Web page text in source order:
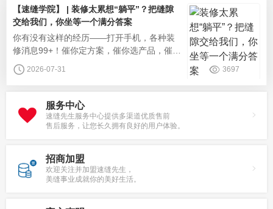
施工的角度帮大家搭配适配全屋的美缝方
案，告别美缝翻车。美缝配色百搭的配色心
法：选同色系美缝。贴近瓷砖本色，视觉效
果少了割裂感，特别适合客餐厅较大的瓷
【速缝学院】 | 装修太累想“躺平”？把缝隙
交给我们，你坐等一个满分答案
你有没有这样的经历——打开手机，各种装
修消息99+！催你定方案，催你选产品，催你
定施工时间。图片好不容易熬到美缝，更多
的问题来了：什么材质好？找谁施工好？选
还一地鸡毛！其实你不需要懂美缝，你只需
要一个靠谱的“缝隙管家”——速缝先生恒固型
美缝，专业团队为您全程兜底。我们做的
2026-07-31 3697
服务中心
速缝先生服务中心提供多渠道优质售前
售后服务，让您长久拥有良好的用户体验。
招商加盟
欢迎关注并加盟速缝先生，
美缝事业成就你的美好生活。